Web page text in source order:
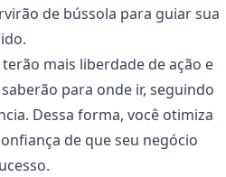
de bússola para guiar sua
mais liberdade de ação e
para onde ir, seguindo
Dessa forma, você otimiza
de que seu negócio